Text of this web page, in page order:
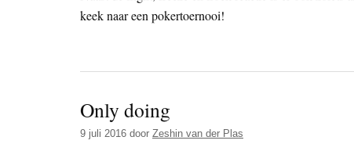
keek naar een pokertoernooi!
Only doing
9 juli 2016 door Zeshin van der Plas